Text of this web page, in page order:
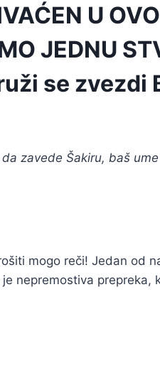
U
JEDNU
se zvezdi
zavede Šakiru, baš
mogo reči! Jedan od
nepremostiva prepreka,